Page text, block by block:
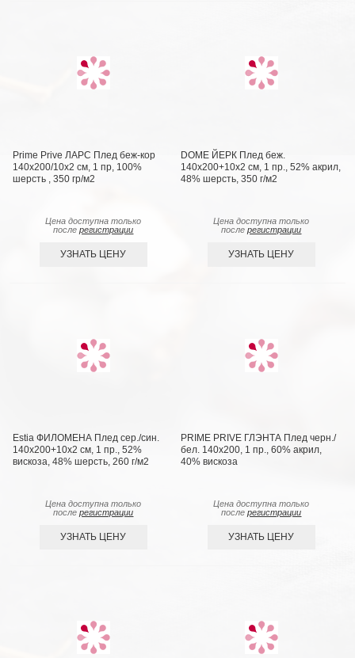
Prime Prive ЛАРС Плед беж-кор
140х200/10х2 см, 1 пр, 100%
шерсть , 350 гр/м2
Цена доступна только
послерегистрации
УЗНАТЬ ЦЕНУ
DOME ЙЕРК Плед беж.
140х200+10х2 см, 1 пр., 52% акрил,
48% шерсть, 350 г/м2
Цена доступна только
послерегистрации
УЗНАТЬ ЦЕНУ
Estia ФИЛОМЕНА Плед сер./син.
140х200+10х2 см, 1 пр., 52%
вискоза, 48% шерсть, 260 г/м2
Цена доступна только
послерегистрации
УЗНАТЬ ЦЕНУ
PRIME PRIVE ГЛЭНТА Плед черн./
бел. 140х200, 1 пр., 60% акрил,
40% вискоза
Цена доступна только
послерегистрации
УЗНАТЬ ЦЕНУ